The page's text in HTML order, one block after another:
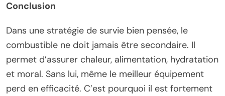
Conclusion
Dans une stratégie de survie bien pensée, le
combustible ne doit jamais être secondaire. Il
permet d’assurer chaleur, alimentation, hydratation
et moral. Sans lui, même le meilleur équipement
perd en efficacité. C’est pourquoi il est fortement